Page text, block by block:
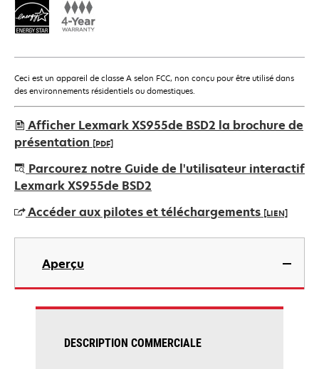
Ceci est un appareil de classe A selon FCC, non conçu pour être utilisé dans
des environnements résidentiels ou domestiques.
Afficher Lexmark XS955de BSD2 la brochure de
présentation [PDF]
s’ouvre
dans
nouvel
onglet
Parcourez notre Guide de l'utilisateur interactif
Lexmark XS955de BSD2
Accéder aux pilotes et téléchargements [LIEN]
s’ouvre
nouvel
onglet
Aperçu
DESCRIPTION COMMERCIALE